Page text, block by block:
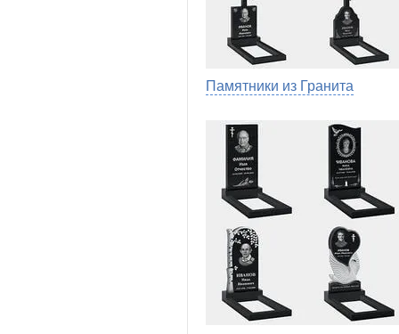
Памятники из Гранита